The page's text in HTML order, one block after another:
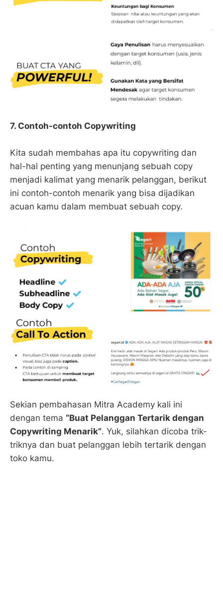
7. Contoh-contoh Copywriting
Kita sudah membahas apa itu copywriting dan
hal-hal penting yang menunjang sebuah copy
menjadi kalimat yang menarik pelanggan, berikut
ini contoh-contoh menarik yang bisa dijadikan
acuan kamu dalam membuat sebuah copy.
Sekian pembahasan Mitra Academy kali ini
dengan tema “Buat Pelanggan Tertarik dengan
Copywriting Menarik”. Yuk, silahkan dicoba trik-
triknya dan buat pelanggan lebih tertarik dengan
toko kamu.